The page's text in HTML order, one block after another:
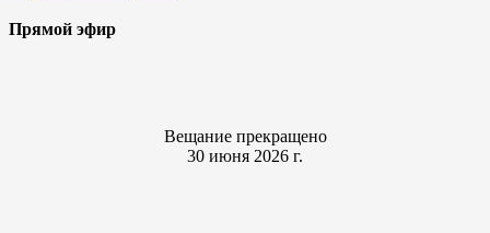
Прямой эфир
Вещание прекращено
30 июня 2026 г.